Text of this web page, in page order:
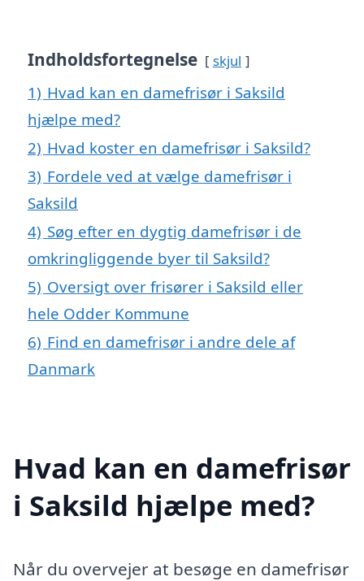
Indholdsfortegnelse skjul
1) Hvad kan en damefrisør i Saksild
hjælpe med?
2) Hvad koster en damefrisør i Saksild?
3) Fordele ved at vælge damefrisør i
Saksild
4) Søg efter en dygtig damefrisør i de
omkringliggende byer til Saksild?
5) Oversigt over frisører i Saksild eller
hele Odder Kommune
6) Find en damefrisør i andre dele af
Danmark
Hvad kan en damefrisør
i Saksild hjælpe med?
Når du overvejer at besøge en damefrisør